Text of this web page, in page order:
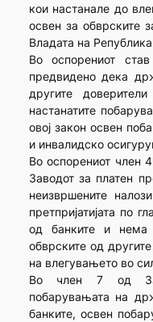
кои настанале до
освен за обврските
Владата на
Во оспорениот
предвидено дека
другите
настанатите
овој закон освен
и инвалидско
Во оспорениот член
Заводот за платен
неизвршените
претпријатијата по
од банките и нема
обврските од
на влегувањето во
Во член 7 од
побарувањата на
банките, освен